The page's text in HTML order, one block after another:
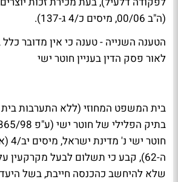
(ה"ב 00/06, מיסים כ/4 ג-137).
הטענה השנייה - טענה כי אין מדובר
לאור פסק הדין בעניין חוטר ישי
בית המשפט המחוזי (ללא התערבות
ה-62), קבע כי תשלום לבעל מקרקעין
שלא להיחשב כהכנסה חייבת, בשל